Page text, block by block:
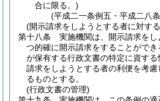
合に限る。)
(平成二一条例五・平成二八
(開示請求をしようとする者に対す
第十八条
実施機関は、開示請求を
つ的確に開示請求をすることがで
が保有する行政文書の特定に資す
請求をしようとする者の利便を考
るものとする。
(行政文書の管理)